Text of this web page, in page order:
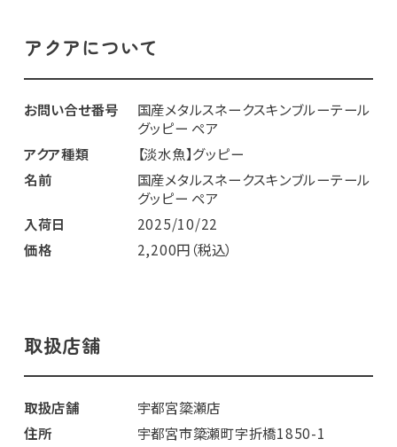
アクアについて
お問い合せ番号
国産メタルスネークスキンブルーテール
グッピー ペア
アクア種類
【淡水魚】グッピー
名前
国産メタルスネークスキンブルーテール
グッピー ペア
入荷日
2025/10/22
価格
2,200円（税込）
取扱店舗
取扱店舗
宇都宮簗瀬店
住所
宇都宮市簗瀬町字折橋1850-1